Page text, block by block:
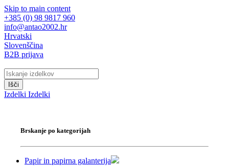
Skip to main content
+385 (0) 98 9817 960
info@antao2002.hr
Hrvatski
Slovenščina
B2B prijava
Išči
Izdelki Izdelki
Brskanje po kategorijah
Papir in papirna galanterija